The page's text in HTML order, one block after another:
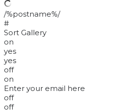
/%postname%/
#
Sort Gallery
on
yes
yes
off
on
Enter your email here
off
off